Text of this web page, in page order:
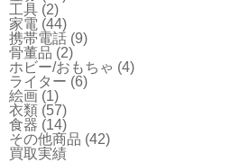
工具 (2)
家電 (44)
携帯電話 (9)
骨董品 (2)
ホビー/おもちゃ (4)
ライター (6)
絵画 (1)
衣類 (57)
食器 (14)
その他商品 (42)
買取実績